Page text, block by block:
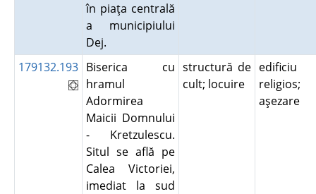
în piaţa centrală
a municipiului
Dej.
179132.193 Biserica cu
hramul
Adormirea
Maicii Domnului
- Kretzulescu.
Situl se află pe
Calea Victoriei,
imediat la sud
structură de
cult; locuire
edificiu
religios;
aşezare